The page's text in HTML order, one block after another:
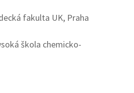
fakulta UK, Praha
škola chemicko-